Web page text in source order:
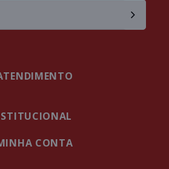
CONTA